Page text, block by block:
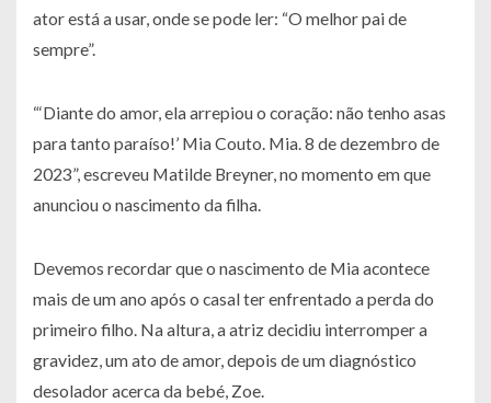
ator está a usar, onde se pode ler: “O melhor pai de
sempre”.
“‘Diante do amor, ela arrepiou o coração: não tenho asas
para tanto paraíso!’ Mia Couto. Mia. 8 de dezembro de
2023”, escreveu Matilde Breyner, no momento em que
anunciou o nascimento da filha.
Devemos recordar que o nascimento de Mia acontece
mais de um ano após o casal ter enfrentado a perda do
primeiro filho. Na altura, a atriz decidiu interromper a
gravidez, um ato de amor, depois de um diagnóstico
desolador acerca da bebé, Zoe.